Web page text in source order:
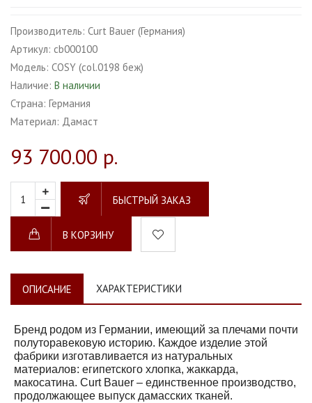
Производитель: Curt Bauer (Германия)
Артикул: cb000100
Модель: COSY (col.0198 беж)
Наличие: В наличии
Страна: Германия
Материал: Дамаст
93 700.00 р.
БЫСТРЫЙ ЗАКАЗ
В КОРЗИНУ
ОПИСАНИЕ ХАРАКТЕРИСТИКИ
Бренд родом из Германии, имеющий за плечами почти
полуторавековую историю. Каждое изделие этой
фабрики изготавливается из натуральных
материалов: египетского хлопка, жаккарда,
макосатина. Curt Bauer – единственное производство,
продолжающее выпуск дамасских тканей.